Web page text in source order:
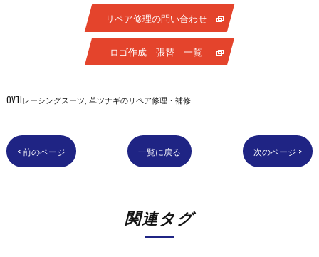
リペア修理の問い合わせ
ロゴ作成 張替 一覧
OVTIレーシングスーツ 革ツナギのリペア修理・補修
< 前のページ 一覧に戻る 次のページ >
関連タグ